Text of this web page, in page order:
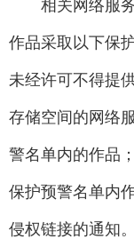
相关网络服务
作品采取以下保
未经许可不得提
存储空间的网络
警名单内的作品
保护预警名单内
侵权链接的通知。